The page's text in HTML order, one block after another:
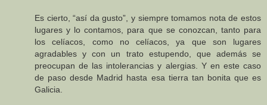
Es cierto, “así da gusto”, y siempre tomamos nota de estos
lugares y lo contamos, para que se conozcan, tanto para
los celíacos, como no celíacos, ya que son lugares
agradables y con un trato estupendo, que además se
preocupan de las intolerancias y alergias. Y en este caso
de paso desde Madrid hasta esa tierra tan bonita que es
Galicia.